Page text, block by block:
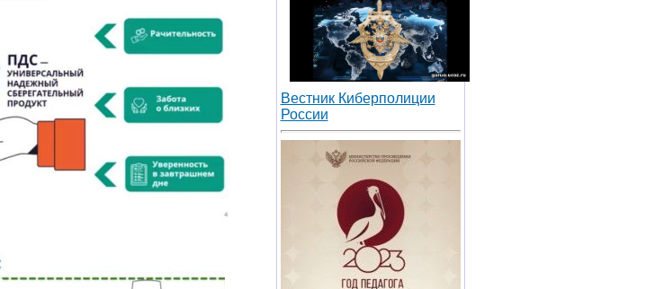
Вестник Киберполиции
России